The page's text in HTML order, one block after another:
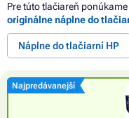
Pre túto tlačiareň ponúkame
originálne náplne do
Náplne do tlačiarní HP
Najpredávanejší